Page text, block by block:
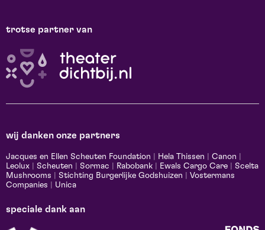
trotse partner van
wij danken onze partners
Jacques en Ellen Scheuten Foundation Hela Thissen Canon
Leolux
Scheuten Sormac Rabobank Ewals Cargo Care
Scelta
Mushrooms
Stichting Burgerlijke Godshuizen
Vostermans
Companies
Unica
speciale dank aan